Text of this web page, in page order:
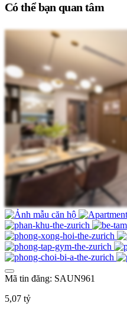
Có thể bạn quan tâm
Mã tin đăng: SAUN961
5,07 tỷ